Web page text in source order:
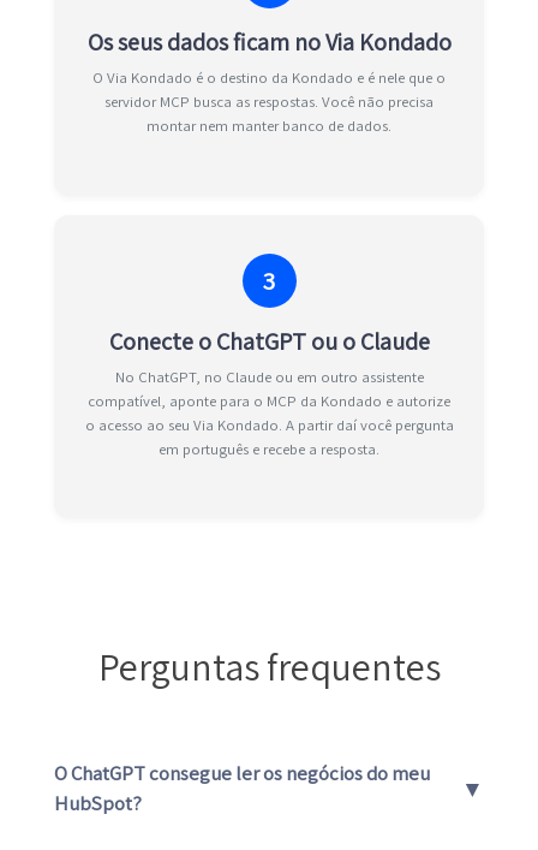
Os seus dados ficam no Via Kondado
O Via Kondado é o destino da Kondado e é nele que o
servidor MCP busca as respostas. Você não precisa
montar nem manter banco de dados.
3
Conecte o ChatGPT ou o Claude
No ChatGPT, no Claude ou em outro assistente
compatível, aponte para o MCP da Kondado e autorize
o acesso ao seu Via Kondado. A partir daí você pergunta
em português e recebe a resposta.
Perguntas frequentes
O ChatGPT consegue ler os negócios do meu
HubSpot?
▼